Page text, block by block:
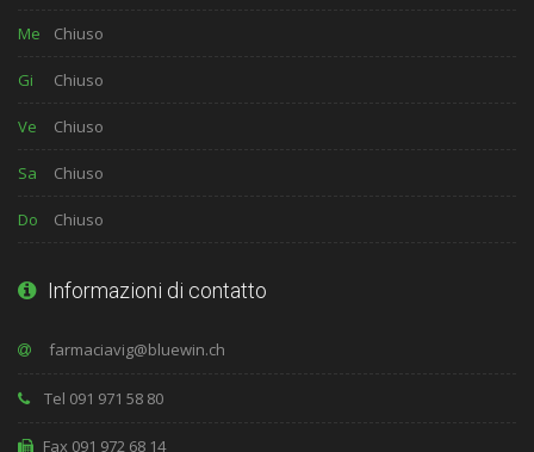
Me Chiuso
Gi Chiuso
Ve Chiuso
Sa Chiuso
Do Chiuso
Informazioni di contatto
Tel 091 971 58 80
Fax 091 972 68 14